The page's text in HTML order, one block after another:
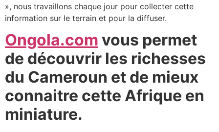
», nous travaillons chaque jour pour collecter cette
information sur le terrain et pour la diffuser.
Ongola.com vous permet
de découvrir les richesses
du Cameroun et de mieux
connaitre cette Afrique en
miniature.